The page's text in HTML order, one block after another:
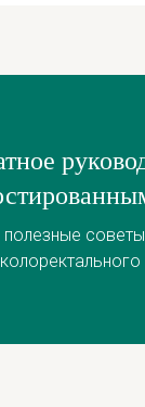
полезные